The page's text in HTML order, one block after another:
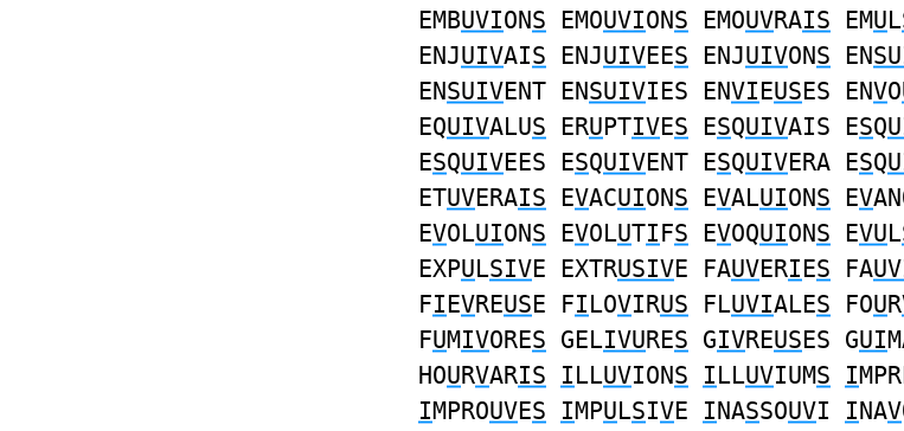
EMBUVIONS EMOUVIONS EMOUVRAIS EMUL
ENJUIVAIS ENJUIVEES ENJUIVONS EN
ENSUIVENT ENSUIVIES ENVIEUSES ENVO
EQUIVALUS ERUPTIVES ESQUIVAIS ESQ
ESQUIVEES ESQUIVENT ESQUIVERA ESQ
ETUVERAIS EVACUIONS EVALUIONS EV
EVOLUIONS EVOLUTIFS EVOQUIONS EVUL
EXPULSIVE EXTRUSIVE FAUVERIES FA
FIEVREUSE FILOVIRUS FLUVIALES FOUR
FUMIVORES GELIVURES GIVREUSES GUI
HOURVARIS ILLUVIONS ILLUVIUMS I
IMPROUVES IMPULSIVE INASSOUVI INAV